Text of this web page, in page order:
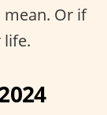
Or if
life.